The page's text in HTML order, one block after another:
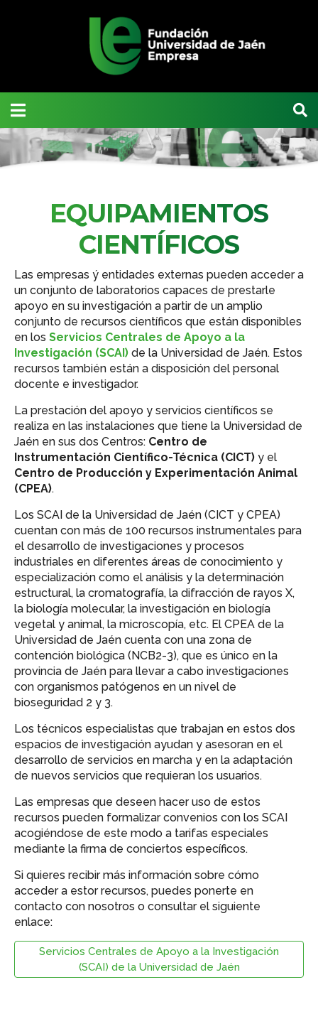
EQUIPAMIENTOS
CIENTÍFICOS
Las empresas ý entidades externas pueden acceder a
un conjunto de laboratorios capaces de prestarle
apoyo en su investigación a partir de un amplio
conjunto de recursos científicos que están disponibles
en los Servicios Centrales de Apoyo a la
Investigación (SCAI) de la Universidad de Jaén. Estos
recursos también están a disposición del personal
docente e investigador.
La prestación del apoyo y servicios científicos se
realiza en las instalaciones que tiene la Universidad de
Jaén en sus dos Centros: Centro de
Instrumentación Científico-Técnica (CICT) y el
Centro de Producción y Experimentación Animal
(CPEA).
Los SCAI de la Universidad de Jaén (CICT y CPEA)
cuentan con más de 100 recursos instrumentales para
el desarrollo de investigaciones y procesos
industriales en diferentes áreas de conocimiento y
especialización como el análisis y la determinación
estructural, la cromatografía, la difracción de rayos X,
la biología molecular, la investigación en biología
vegetal y animal, la microscopía, etc. El CPEA de la
Universidad de Jaén cuenta con una zona de
contención biológica (NCB2-3), que es único en la
provincia de Jaén para llevar a cabo investigaciones
con organismos patógenos en un nivel de
bioseguridad 2 y 3.
Los técnicos especialistas que trabajan en estos dos
espacios de investigación ayudan y asesoran en el
desarrollo de servicios en marcha y en la adaptación
de nuevos servicios que requieran los usuarios.
Las empresas que deseen hacer uso de estos
recursos pueden formalizar convenios con los SCAI
acogiéndose de este modo a tarifas especiales
mediante la firma de conciertos específicos.
Si quieres recibir más información sobre cómo
acceder a estor recursos, puedes ponerte en
contacto con nosotros o consultar el siguiente
enlace:
Servicios Centrales de Apoyo a la Investigación
(SCAI) de la Universidad de Jaén